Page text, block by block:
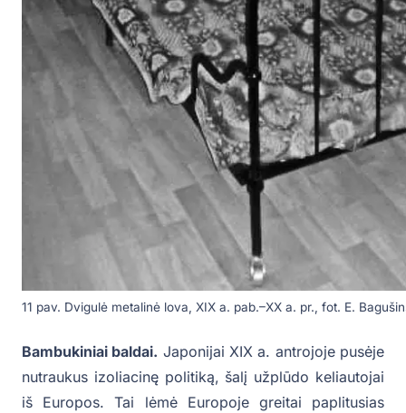
11 pav. Dvigulė metalinė lova, XIX a. pab.–XX a. pr., fot. E.
Bambukiniai baldai. Japonijai XIX a. antrojoje pusėje
nutraukus izoliacinę politiką, šalį užplūdo keliautojai
iš Europos. Tai lėmė Europoje greitai paplitusias